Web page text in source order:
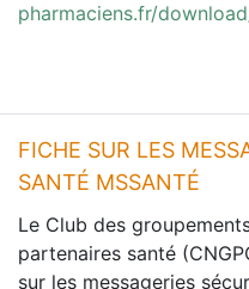
pharmaciens.fr/
FICHE SUR LES
SANTÉ MSSANTÉ
Le Club des
partenaires santé
sur les messageries